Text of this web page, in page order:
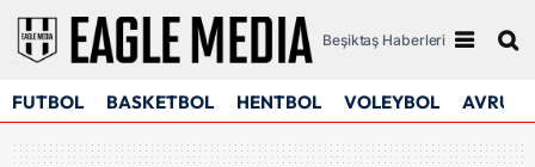
Beşiktaş Haberleri
FUTBOL BASKETBOL HENTBOL VOLEYBOL